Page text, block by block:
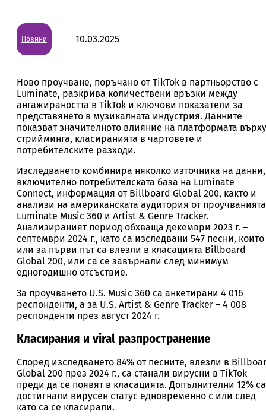
Новини 10.03.2025
Ново проучване, поръчано от TikTok в партньорство с
Luminate, разкрива количествени връзки между
ангажираността в TikTok и ключови показатели за
представянето в музикалната индустрия. Данните
показват значителното влияние на платформата върху
стрийминга, класиранията в чартовете и
потребителските разходи.
Изследването комбинира няколко източника на данни,
включително потребителската база на Luminate
Connect, информация от Billboard Global 200, както и
анализи на американската аудитория от проучванията
Luminate Music 360 и Artist & Genre Tracker.
Анализираният период обхваща декември 2023 г. –
септември 2024 г., като са изследвани 547 песни, които
или за първи път са влезли в класацията Billboard
Global 200, или са се завърнали след минимум
едногодишно отсъствие.
За проучването U.S. Music 360 са анкетирани 4 016
респонденти, а за U.S. Artist & Genre Tracker – 4 008
респонденти през август 2024 г.
Класирания и viral разпространение
Според изследването 84% от песните, влезли в
Global 200 през 2024 г., са станали вирусни в TikTok
преди да се появят в класацията. Допълнителни 12% са
достигнали вирусен статус едновременно с или след
като са се класирали.